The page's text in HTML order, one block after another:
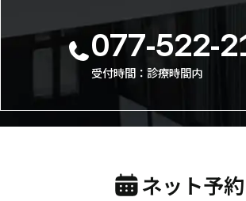
077-522-
受付時間：診療時間内
ネット予約